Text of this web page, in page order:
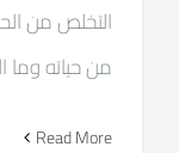
التخلص من
من حياته
Read More